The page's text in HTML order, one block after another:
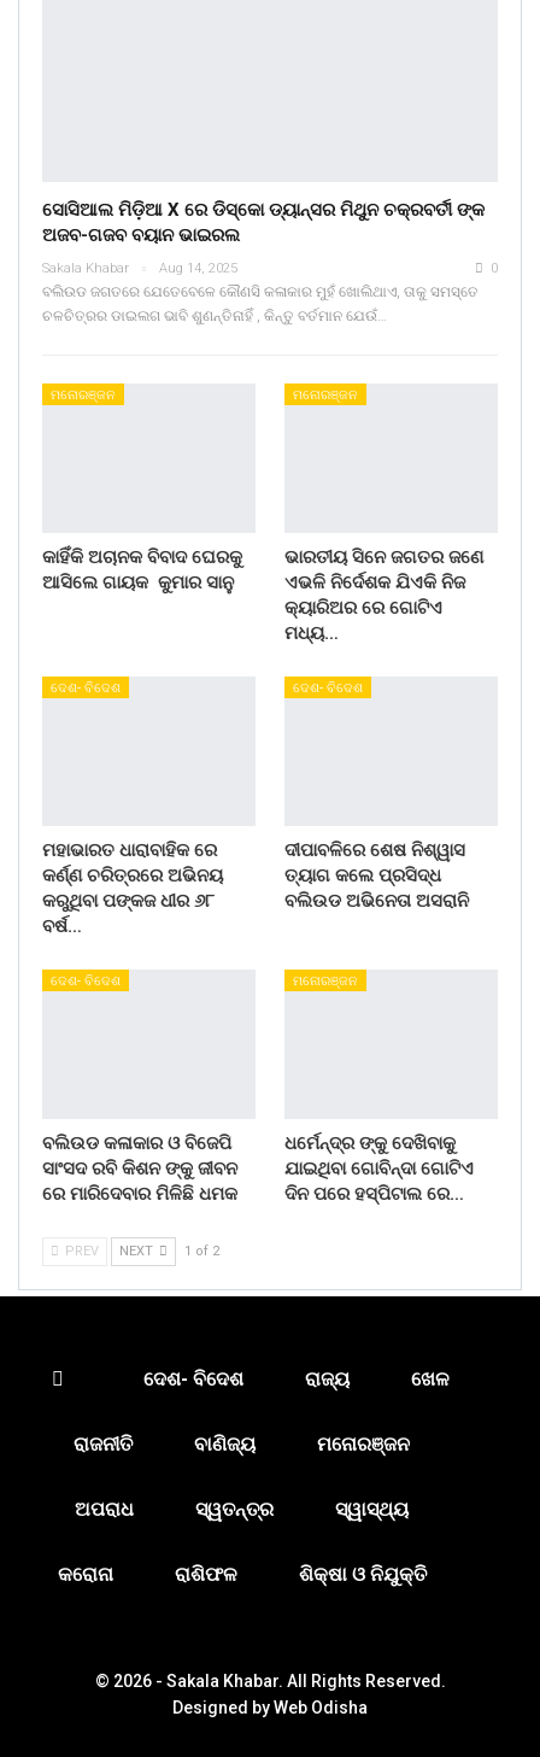
ସୋସିଆଲ ମିଡ଼ିଆ X ରେ ଡିସ୍କୋ ଡ୍ୟାନ୍ସର ମିଥୁନ ଚକ୍ରବର୍ତୀ ଙ୍କ
ଅଜବ-ଗଜବ ବୟାନ ଭାଇରଲ
Sakala Khabar Aug 14, 2025 0
ବଲିଉଡ ଜଗତରେ ଯେତେବେଳେ କୌଣସି କଳାକାର ମୁହଁ ଖୋଲିଥାଏ, ତାକୁ ସମସ୍ତେ
ଚଳଚିତ୍ରର ଡାଇଲଗ ଭାବି ଶୁଣନ୍ତିନାହିଁ , କିନ୍ତୁ ବର୍ତମାନ ଯେଉଁ…
ମନୋରଞ୍ଜନ
କାହିଁକି ଅଚାନକ ବିବାଦ ଘେରକୁ
ଆସିଲେ ଗାୟକ କୁମାର ସାନୁ
ମନୋରଞ୍ଜନ
ଭାରତୀୟ ସିନେ ଜଗତର ଜଣେ
ଏଭଳି ନିର୍ଦେଶକ ଯିଏକି ନିଜ
କ୍ୟାରିଅର ରେ ଗୋଟିଏ
ମଧ୍ୟ…
ଦେଶ- ବିଦେଶ
ମହାଭାରତ ଧାରାବାହିକ ରେ
କର୍ଣ୍ଣ ଚରିତ୍ରରେ ଅଭିନୟ
କରୁଥିବା ପଙ୍କଜ ଧୀର ୬୮
ବର୍ଷ…
ଦେଶ- ବିଦେଶ
ଦୀପାବଳିରେ ଶେଷ ନିଶ୍ୱାସ
ତ୍ୟାଗ କଲେ ପ୍ରସିଦ୍ଧ
ବଲିଉଡ ଅଭିନେତା ଅସରାନି
ଦେଶ- ବିଦେଶ
ବଲିଉଡ କଳାକାର ଓ ବିଜେପି
ସାଂସଦ ରବି କିଶନ ଙ୍କୁ ଜୀବନ
ରେ ମାରିଦେବାର ମିଳିଛି ଧମକ
ମନୋରଞ୍ଜନ
ଧର୍ମେନ୍ଦ୍ର ଙ୍କୁ ଦେଖିବାକୁ
ଯାଇଥିବା ଗୋବିନ୍ଦା ଗୋଟିଏ
ଦିନ ପରେ ହସ୍ପିଟାଲ ରେ…
PREV NEXT 1 of 2
ଦେଶ- ବିଦେଶ ରାଜ୍ୟ ଖେଳ
ରାଜନୀତି ବାଣିଜ୍ୟ ମନୋରଞ୍ଜନ
ଅପରାଧ ସ୍ୱତନ୍ତ୍ର ସ୍ୱାସ୍ଥ୍ୟ
କରୋନା ରାଶିଫଳ ଶିକ୍ଷା ଓ ନିଯୁକ୍ତି
© 2026 - Sakala Khabar. All Rights Reserved.
Designed byWeb Odisha